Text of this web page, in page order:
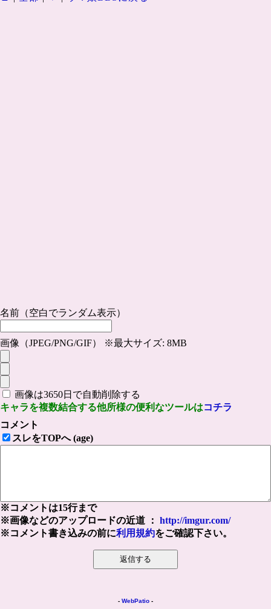
名前（空白でランダム表示）
画像（JPEG/PNG/GIF） ※最大サイズ: 8MB
画像は3650日で自動削除する
キャラを複数結合する他所様の便利なツールはコチラ
コメント
スレをTOPへ (age)
※コメントは15行まで
※画像などのアップロードの近道 ： http://imgur.com/
※コメント書き込みの前に利用規約をご確認下さい。
- WebPatio -